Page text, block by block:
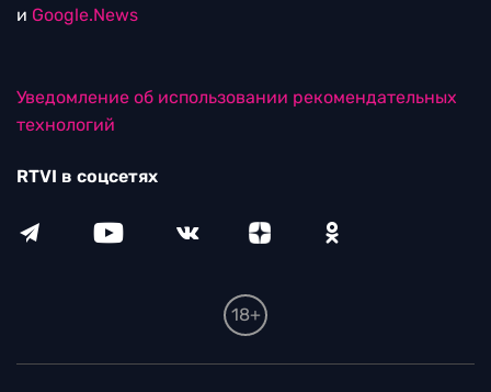
и Google.News
Уведомление об использовании рекомендательных
технологий
RTVI в соцсетях
18+